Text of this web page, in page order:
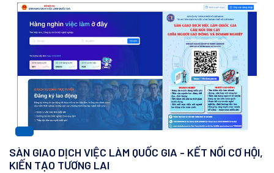
SÀN GIAO DỊCH VIỆC LÀM QUỐC GIA - KẾT NỐI CƠ HỘI,
KIẾN TẠO TƯƠNG LAI